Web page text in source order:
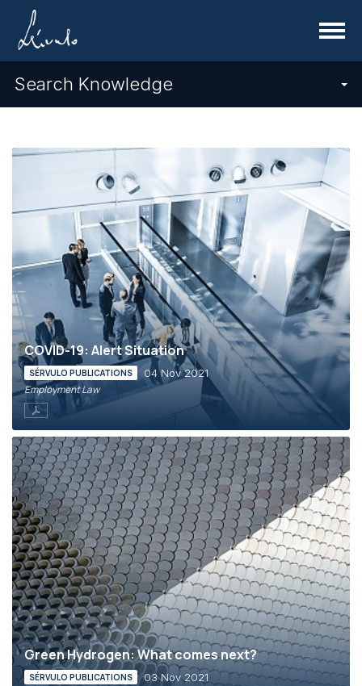
Menu
Search Knowledge
COVID-19: Alert Situation
SÉRVULO PUBLICATIONS 04 Nov 2021
Employment Law
Green Hydrogen: What comes next?
SÉRVULO PUBLICATIONS 03 Nov 2021